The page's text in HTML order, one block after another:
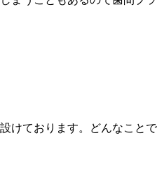
ております。どんなこと